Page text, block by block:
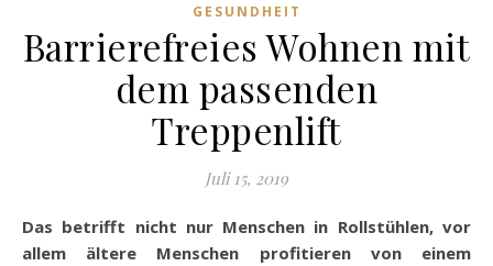
GESUNDHEIT
Barrierefreies Wohnen mit
dem passenden
Treppenlift
Juli 15, 2019
Das betrifft nicht nur Menschen in Rollstühlen, vor
allem ältere Menschen profitieren von einem